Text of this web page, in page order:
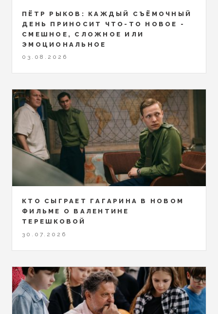
ПЁТР РЫКОВ: КАЖДЫЙ СЪЁМОЧНЫЙ
ДЕНЬ ПРИНОСИТ ЧТО-ТО НОВОЕ -
СМЕШНОЕ, СЛОЖНОЕ ИЛИ
ЭМОЦИОНАЛЬНОЕ
03.08.2026
КТО СЫГРАЕТ ГАГАРИНА В НОВОМ
ФИЛЬМЕ О ВАЛЕНТИНЕ
ТЕРЕШКОВОЙ
30.07.2026